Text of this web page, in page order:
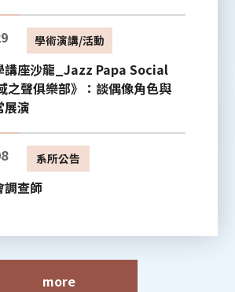
學術演講/活動
講座沙龍_Jazz Papa Social
之聲俱樂部》：談偶像角色與
展演
系所公告
調查師
more